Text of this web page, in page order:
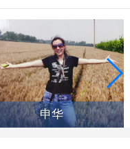
申华